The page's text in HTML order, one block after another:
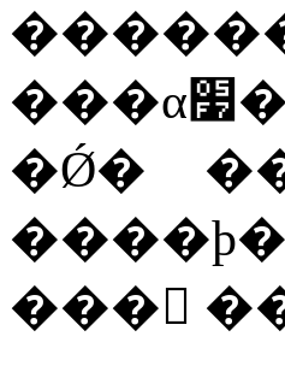
���α׷�
�Ǿ�
����ϸ�
���